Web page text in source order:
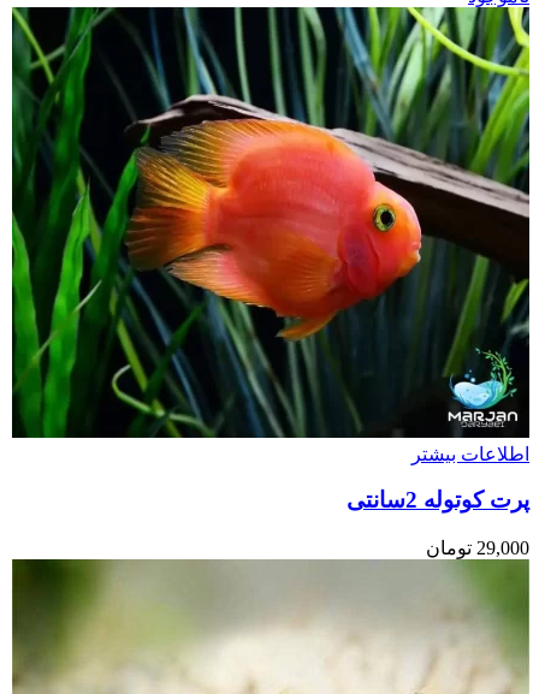
اطلاعات بیشتر
پرت کوتوله 2سانتی
29,000 تومان